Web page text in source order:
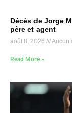
Décès de Jorge
père et agent
août 8, 2026 Aucun
Read More »